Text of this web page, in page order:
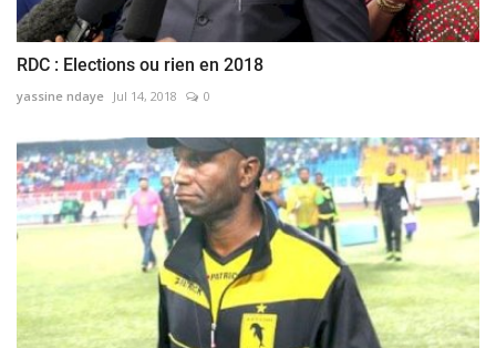
RDC : Elections ou rien en 2018
yassine ndaye Jul 14, 2018 0